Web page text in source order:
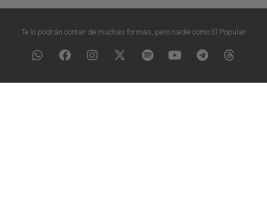
Te lo podrán contar de muchas formas, pero nadie como El Popular